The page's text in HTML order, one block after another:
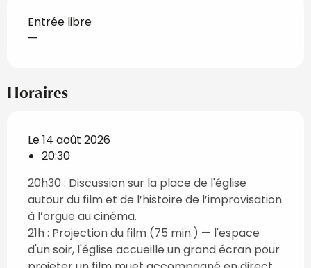
Entrée libre
—
Horaires
Le 14 août 2026
20:30
20h30 : Discussion sur la place de l'église
autour du film et de l’histoire de l’improvisation
à l’orgue au cinéma.
21h : Projection du film (75 min.) — l'espace
d'un soir, l'église accueille un grand écran pour